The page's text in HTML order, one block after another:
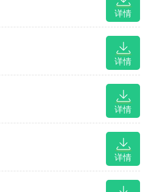
详情
详情
详情
详情